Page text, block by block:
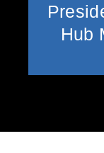
Hub